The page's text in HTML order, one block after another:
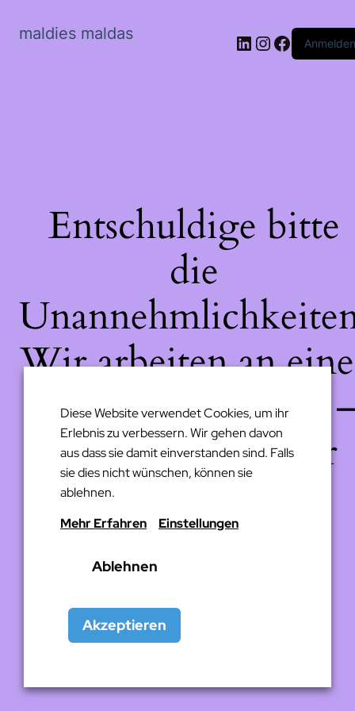
maldies maldas LinkedIn
Instagram
Anmelden
Entschuldige bitte
die
Wir arbeiten an
großartigen Sache
schau bald wieder
Diese Website verwendet Cookies, um ihr
Erlebnis zu verbessern. Wir gehen davon
aus dass sie damit einverstanden sind. Falls
sie dies nicht wünschen, können sie
ablehnen.
Mehr Erfahren
Einstellungen
Ablehnen
Akzeptieren